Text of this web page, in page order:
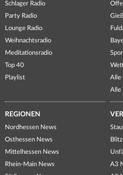
Schlager Radio
Party Radio
Lounge Radio
Weihnachtsradio
Meditationsradio
Top 40
Playlist
Alle
Alle
REGIONEN
Nordhessen News
Osthessen News
Mittelhessen News
Rhein-Main News
A3